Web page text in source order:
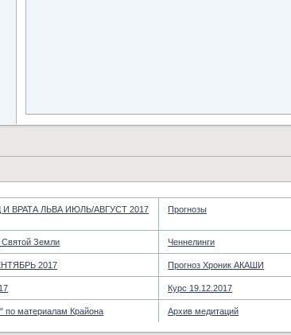
ВРАТА ЛЬВА ИЮЛЬ/АВГУСТ 2017
­Прогнозы
Святой Земли ­Ченнелинги
2017 Прогноз Хроник АКАШИ
Курс 19.12.2017
по материалам Крайона ­Архив медитаций